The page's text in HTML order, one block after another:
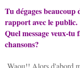
Tu dégages beaucoup
rapport avec le public.
Quel message veux-tu
chansons?
Waou!! Alors d'abord